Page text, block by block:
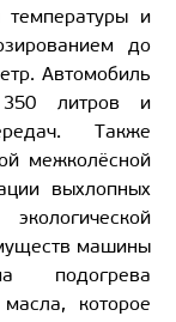
температуры и
до
Автомобиль
литров и
Также
межколёсной
выхлопных
машины
подогрева
которое